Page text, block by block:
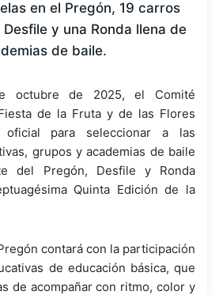
en el Pregón, 19 carros
y una Ronda llena de
de baile.
octubre de 2025, el Comité
de la Fruta y de las Flores
para seleccionar a las
grupos y academias de baile
del Pregón, Desfile y Ronda
Quinta Edición de la
contará con la participación
de educación básica, que
de acompañar con ritmo, color y